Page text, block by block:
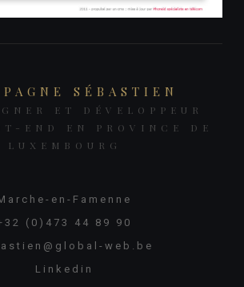
SÉBASTIEN
ET DÉVELOPPEUR
END EN PROVINCE DE
LUXEMBOURG
en-Famenne
(0)473 44 89 90
web.be
Linkedin